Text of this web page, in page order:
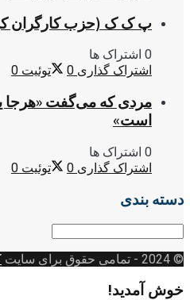
پ ک ک (حزب کارگران
0 اشتراک ها
اشتراک گذاری 0 توئیت 0
مردی که می‌گفت «هرجا
است»
0 اشتراک ها
اشتراک گذاری 0 توئیت 0
دسته بندی
© 2024
- تمامی حقوق برای سایت
خوش آمدید!